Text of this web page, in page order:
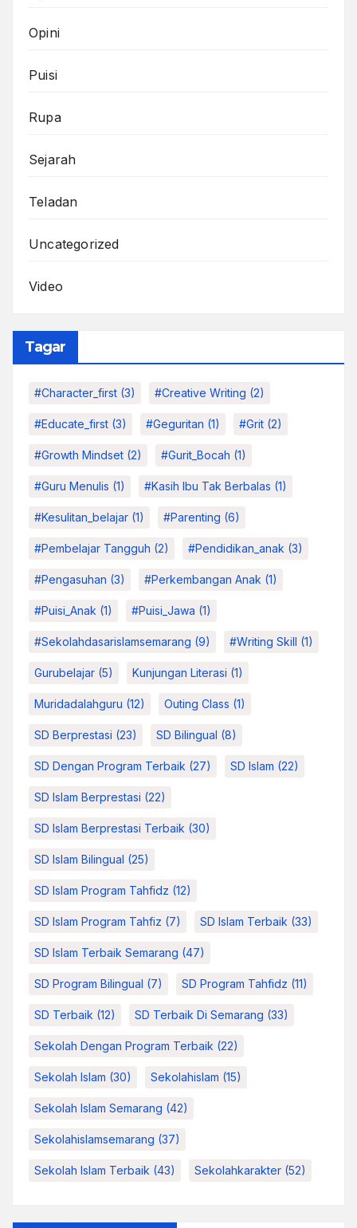
Opini
Puisi
Rupa
Sejarah
Teladan
Uncategorized
Video
Tagar
#character_first (3) #Creative Writing (2)
#educate_first (3) #Geguritan (1) #grit (2)
#growth Mindset (2) #Gurit_Bocah (1)
#Guru Menulis (1) #kasih Ibu Tak Berbalas (1)
#kesulitan_belajar (1) #parenting (6)
#pembelajar Tangguh (2) #pendidikan_anak (3)
#pengasuhan (3) #Perkembangan Anak (1)
#Puisi_Anak (1) #Puisi_Jawa (1)
#sekolahdasarislamsemarang (9) #Writing Skill (1)
Gurubelajar (5) Kunjungan Literasi (1)
Muridadalahguru (12) Outing Class (1)
SD Berprestasi (23) SD Bilingual (8)
SD Dengan Program Terbaik (27) SD Islam (22)
SD Islam Berprestasi (22)
SD Islam Berprestasi Terbaik (30)
SD Islam Bilingual (25)
SD Islam Program Tahfidz (12)
SD Islam Program Tahfiz (7) SD Islam Terbaik (33)
SD Islam Terbaik Semarang (47)
SD Program Bilingual (7) SD Program Tahfidz (11)
SD Terbaik (12) SD Terbaik Di Semarang (33)
Sekolah Dengan Program Terbaik (22)
Sekolah Islam (30) Sekolahislam (15)
Sekolah Islam Semarang (42)
Sekolahislamsemarang (37)
Sekolah Islam Terbaik (43) Sekolahkarakter (52)